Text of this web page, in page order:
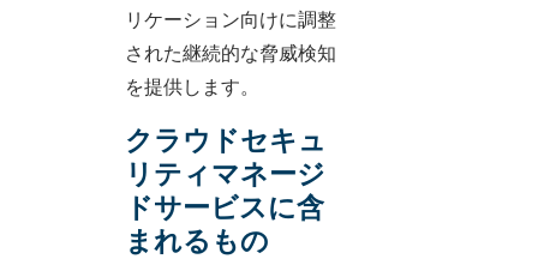
リケーション向けに調整
された継続的な脅威検知
を提供します。
クラウドセキュ
リティマネージ
ドサービスに含
まれるもの